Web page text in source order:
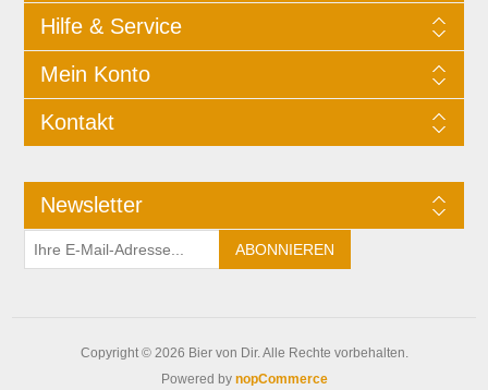
Hilfe & Service
Mein Konto
Kontakt
Newsletter
Copyright © 2026 Bier von Dir. Alle Rechte vorbehalten.
Powered by nopCommerce